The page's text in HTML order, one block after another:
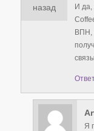
назад
И да,
ВПН,
Я